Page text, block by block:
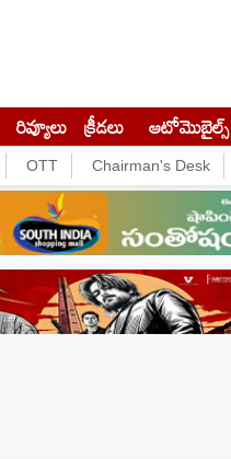
రివ్యూలు క్రీడలు ఆటోమొబైల్స్
OTT Chairman's Desk